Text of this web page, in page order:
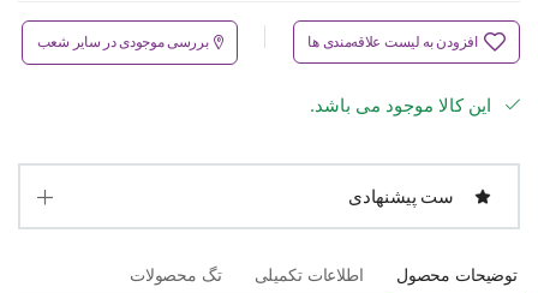
افزودن به لیست علاقه‌مندی ها بررسی موجودی در سایر شعب
این کالا موجود می باشد.
ست پیشنهادی
توضیحات محصول اطلاعات تکمیلی تگ محصولات